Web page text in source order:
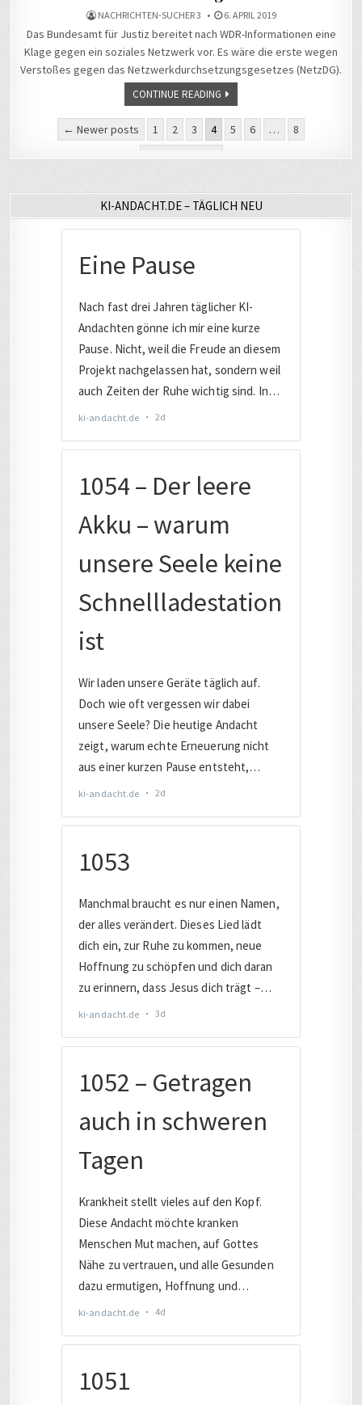
NACHRICHTEN-SUCHER 3 6. APRIL 2019
Das Bundesamt für Justiz bereitet nach WDR-Informationen eine
Klage gegen ein soziales Netzwerk vor. Es wäre die erste wegen
Verstoßes gegen das Netzwerkdurchsetzungsgesetzes (NetzDG).
CONTINUE READING
Seitennummerierung
der
← Newer posts 1 2 3 4 5 6 …
8
Older posts →
KI-ANDACHT.DE – TÄGLICH NEU